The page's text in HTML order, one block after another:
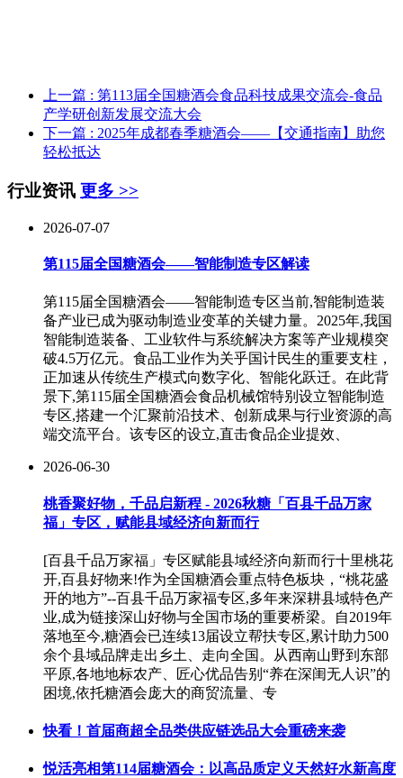
上一篇 : 第113届全国糖酒会食品科技成果交流会-食品
产学研创新发展交流大会
下一篇 : 2025年成都春季糖酒会——【交通指南】助您
轻松抵达
行业资讯 更多 >>
2026-07-07
第115届全国糖酒会——智能制造专区解读
第115届全国糖酒会——智能制造专区当前,智能制造装
备产业已成为驱动制造业变革的关键力量。2025年,我国
智能制造装备、工业软件与系统解决方案等产业规模突
破4.5万亿元。食品工业作为关乎国计民生的重要支柱，
正加速从传统生产模式向数字化、智能化跃迁。在此背
景下,第115届全国糖酒会食品机械馆特别设立智能制造
专区,搭建一个汇聚前沿技术、创新成果与行业资源的高
端交流平台。该专区的设立,直击食品企业提效、
2026-06-30
桃香聚好物，千品启新程 - 2026秋糖「百县千品万家
福」专区，赋能县域经济向新而行
[百县千品万家福」专区赋能县域经济向新而行十里桃花
开,百县好物来!作为全国糖酒会重点特色板块，“桃花盛
开的地方”--百县千品万家福专区,多年来深耕县域特色产
业,成为链接深山好物与全国市场的重要桥梁。自2019年
落地至今,糖酒会已连续13届设立帮扶专区,累计助力500
余个县域品牌走出乡土、走向全国。从西南山野到东部
平原,各地地标农产、匠心优品告别“养在深闺无人识”的
困境,依托糖酒会庞大的商贸流量、专
快看！首届商超全品类供应链选品大会重磅来袭
悦活亮相第114届糖酒会：以高品质定义天然好水新高度